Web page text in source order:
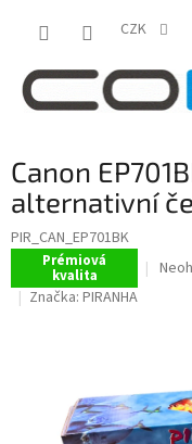
CZK
Canon
alternativní
PIR_CAN_EP701BK
Prémiová
kvalita
5
Značka: PIRANHA